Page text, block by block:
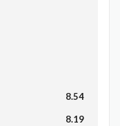
8.54
8.19